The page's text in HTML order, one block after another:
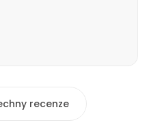
recenze